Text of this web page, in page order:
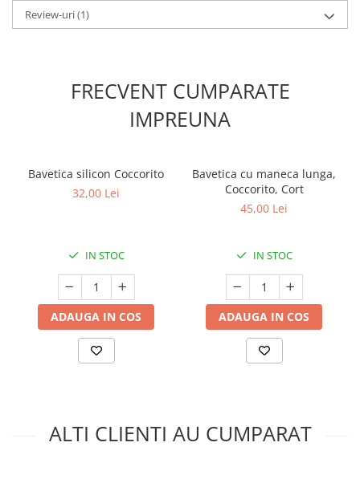
Review-uri(1)
FRECVENT CUMPARATE
IMPREUNA
Bavetica silicon Coccorito
32,00 Lei
IN STOC
ADAUGA IN COS
Bavetica cu maneca lunga,
Coccorito, Cort
45,00 Lei
IN STOC
ADAUGA IN COS
ALTI CLIENTI AU CUMPARAT